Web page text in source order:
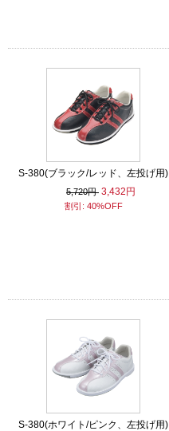
S-380(ブラック/レッド、左投げ用)
5,720円 3,432円
割引: 40%OFF
S-380(ホワイト/ピンク、左投げ用)